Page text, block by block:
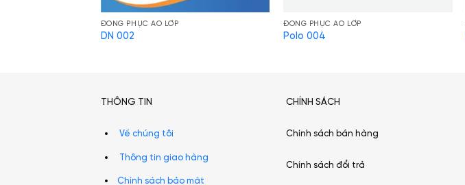
ĐỒNG PHỤC ÁO LỚP
DN 002
ĐỒNG PHỤC ÁO LỚP
Polo 004
THÔNG TIN
Về chúng tôi
Thông tin giao hàng
Chính sách bảo mật
CHÍNH SÁCH
Chính sách bán hàng
Chính sách đổi trả